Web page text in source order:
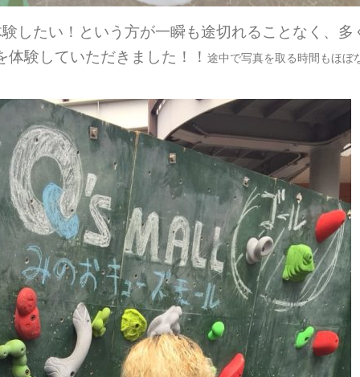
したい！という方が一瞬も途切れることなく、多
験していただきました！！ 途中で写真を取る時間もほぼ